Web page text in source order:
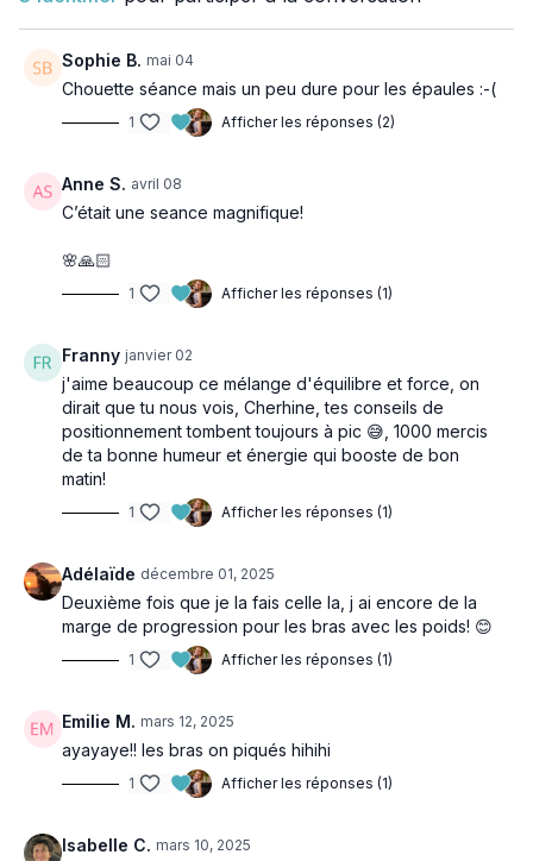
💖 Alors, enfile ta tenue, installe-toi confortablement et rejoins-
moi pour ces 24 minutes qui vont faire un bien fou à ton corps
à ton esprit. 🚀
Prête à relever le défi ? C’est parti ! ✨
un tapis
un élastique
des poids (selon vos besoins)
Sophie B. mai 04
Chouette séance mais un peu dure pour les épaules :-(
1 Afficher les réponses (2)
Anne S. avril 08
C’était une seance magnifique!
🌸🙏🏻
1 Afficher les réponses (1)
Franny janvier 02
j'aime beaucoup ce mélange d'équilibre et force, on
dirait que tu nous vois, Cherhine, tes conseils de
positionnement tombent toujours à pic 😅, 1000 mercis
de ta bonne humeur et énergie qui booste de bon
matin!
1 Afficher les réponses (1)
Adélaïde décembre 01, 2025
Deuxième fois que je la fais celle la, j ai encore de la
marge de progression pour les bras avec les poids! 😊
1 Afficher les réponses (1)
Emilie M. mars 12, 2025
ayayaye!! les bras on piqués hihihi
1 Afficher les réponses (1)
Isabelle C. mars 10, 2025